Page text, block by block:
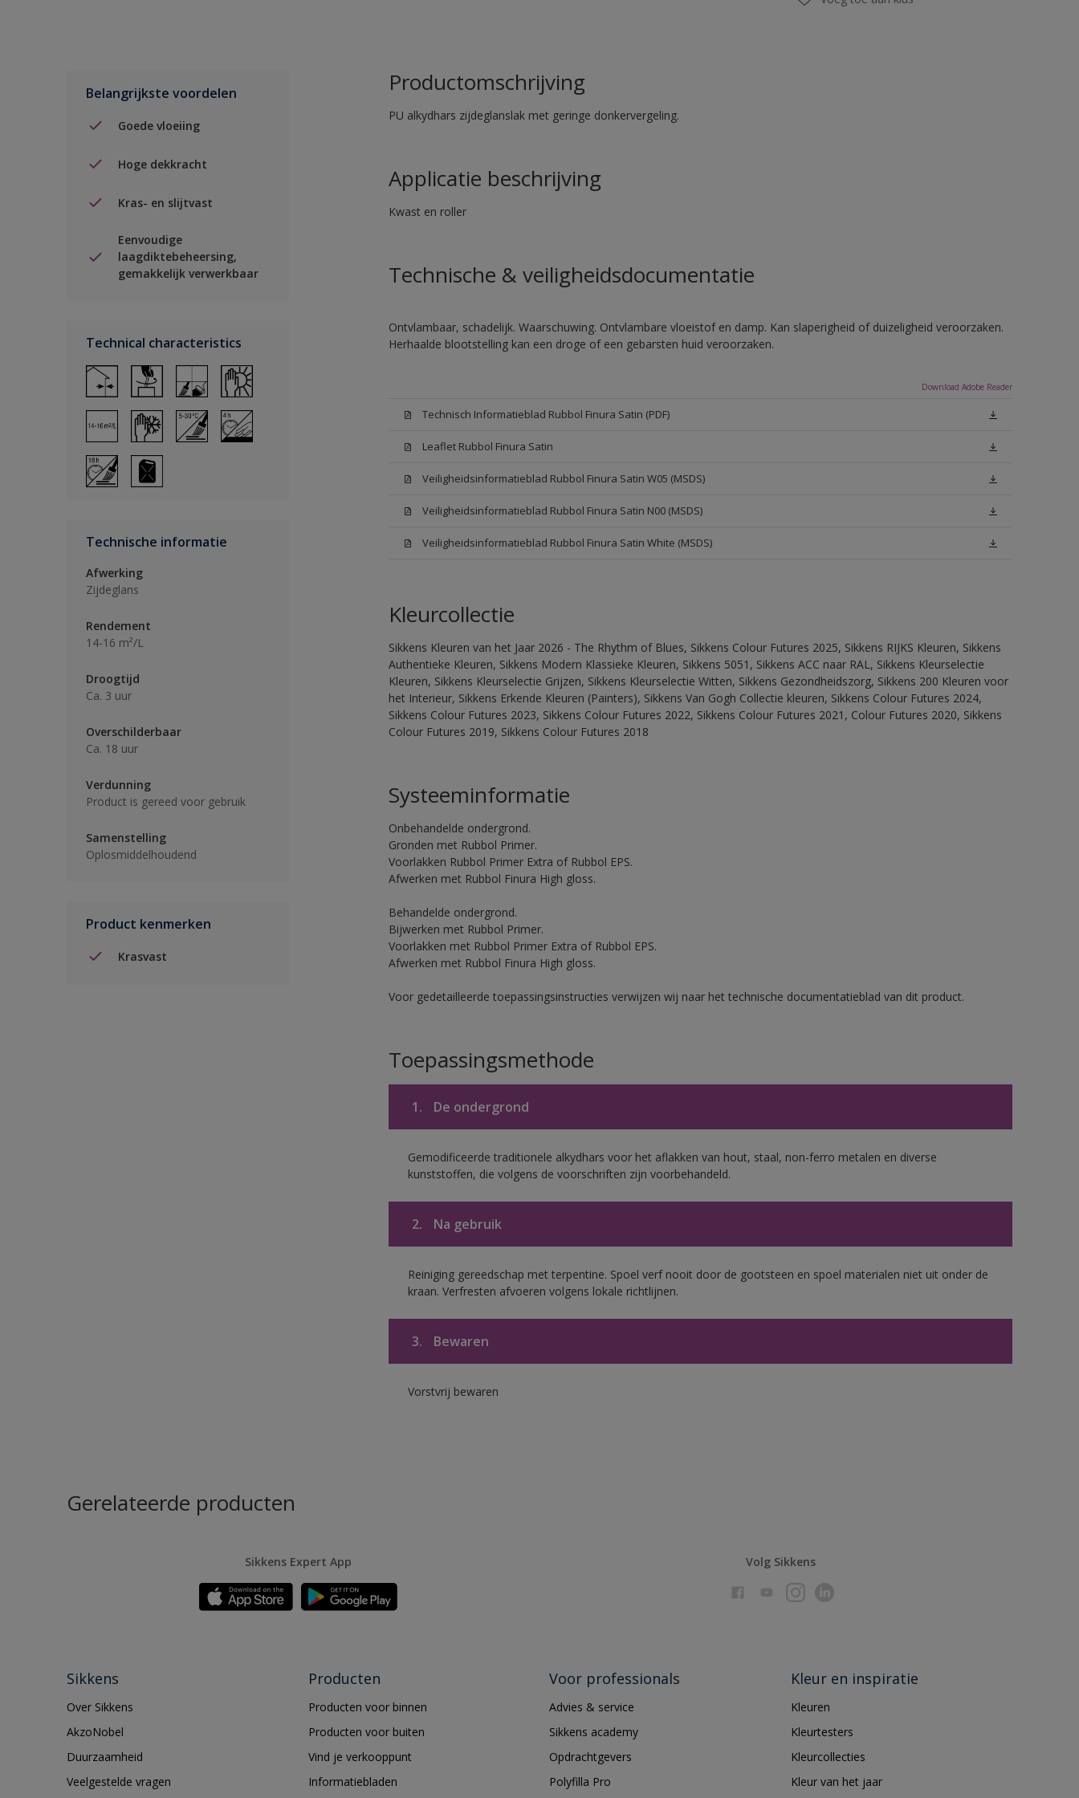
Belangrijkste voordelen
Goede vloeiing
Hoge dekkracht
Kras- en slijtvast
Eenvoudige
laagdiktebeheersing,
gemakkelijk verwerkbaar
Technical characteristics
Technische informatie
Afwerking
Zijdeglans
Rendement
14-16 m²/L
Droogtijd
Ca. 3 uur
Overschilderbaar
Ca. 18 uur
Verdunning
Product is gereed voor gebruik
Samenstelling
Oplosmiddelhoudend
Product kenmerken
Krasvast
Productomschrijving
PU alkydhars zijdeglanslak met geringe donkervergeling.
Applicatie beschrijving
Kwast en roller
Technische & veiligheidsdocumentatie
Ontvlambaar, schadelijk. Waarschuwing. Ontvlambare vloeistof en damp. Kan slaperigheid of duizeligheid veroorzaken.
Herhaalde blootstelling kan een droge of een gebarsten huid veroorzaken.
Download Adobe Reader
Technisch Informatieblad Rubbol Finura Satin (PDF)
Leaflet Rubbol Finura Satin
Veiligheidsinformatieblad Rubbol Finura Satin W05 (MSDS)
Veiligheidsinformatieblad Rubbol Finura Satin N00 (MSDS)
Veiligheidsinformatieblad Rubbol Finura Satin White (MSDS)
Kleurcollectie
Sikkens Kleuren van het Jaar 2026 - The Rhythm of Blues, Sikkens Colour Futures 2025, Sikkens RIJKS Kleuren, Sikkens
Authentieke Kleuren, Sikkens Modern Klassieke Kleuren, Sikkens 5051, Sikkens ACC naar RAL, Sikkens Kleurselectie
Kleuren, Sikkens Kleurselectie Grijzen, Sikkens Kleurselectie Witten, Sikkens Gezondheidszorg, Sikkens 200 Kleuren voor
het Interieur, Sikkens Erkende Kleuren (Painters), Sikkens Van Gogh Collectie kleuren, Sikkens Colour Futures 2024,
Sikkens Colour Futures 2023, Sikkens Colour Futures 2022, Sikkens Colour Futures 2021, Colour Futures 2020, Sikkens
Colour Futures 2019, Sikkens Colour Futures 2018
Systeeminformatie
Onbehandelde ondergrond.
Gronden met Rubbol Primer.
Voorlakken Rubbol Primer Extra of Rubbol EPS.
Afwerken met Rubbol Finura High gloss.
Behandelde ondergrond.
Bijwerken met Rubbol Primer.
Voorlakken met Rubbol Primer Extra of Rubbol EPS.
Afwerken met Rubbol Finura High gloss.
Voor gedetailleerde toepassingsinstructies verwijzen wij naar het technische documentatieblad van dit product.
Toepassingsmethode
1. De ondergrond
Gemodificeerde traditionele alkydhars voor het aflakken van hout, staal, non-ferro metalen en diverse
kunststoffen, die volgens de voorschriften zijn voorbehandeld.
2. Na gebruik
Reiniging gereedschap met terpentine. Spoel verf nooit door de gootsteen en spoel materialen niet uit onder de
kraan. Verfresten afvoeren volgens lokale richtlijnen.
3. Bewaren
Vorstvrij bewaren
Gerelateerde producten
Sikkens Expert App Volg Sikkens
Sikkens
Over Sikkens
AkzoNobel
Duurzaamheid
Veelgestelde vragen
Producten
Producten voor binnen
Producten voor buiten
Vind je verkooppunt
Informatiebladen
Voor professionals
Advies & service
Sikkens academy
Opdrachtgevers
Polyfilla Pro
Kleur en inspiratie
Kleuren
Kleurtesters
Kleurcollecties
Kleur van het jaar